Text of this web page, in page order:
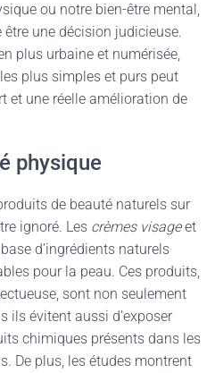
ou notre bien-être mental,
être une décision judicieuse.
plus urbaine et numérisée,
plus simples et purs peut
et une réelle amélioration de
physique
de beauté naturels sur
ignoré. Les crèmes visageet
d’ingrédients naturels
pour la peau. Ces produits,
sont non seulement
ils évitent aussi d’exposer
chimiques présents dans les
De plus, les études montrent